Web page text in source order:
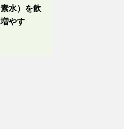
水）を飲
やす